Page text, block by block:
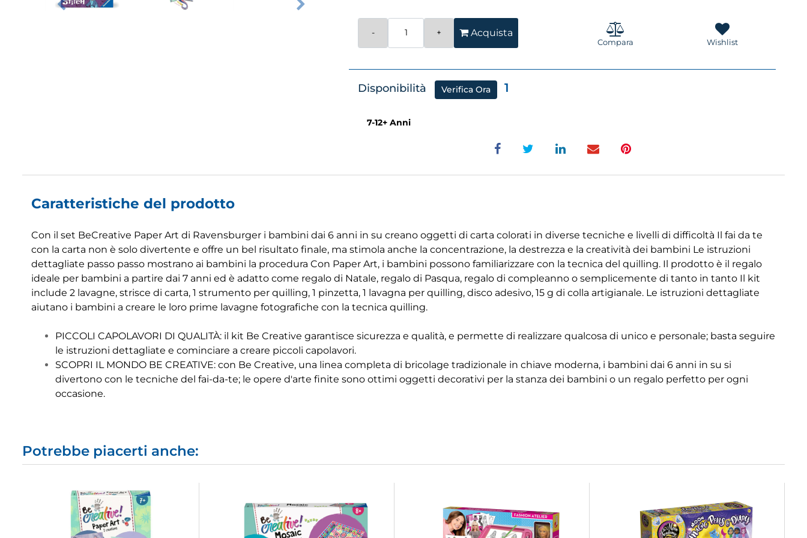
Acquista
Compara Wishlist
Disponibilità Verifica Ora 1
7-12+ Anni
Caratteristiche del prodotto
Con il set BeCreative Paper Art di Ravensburger i bambini dai 6 anni in su creano oggetti di carta colorati in diverse tecniche e livelli di difficoltà Il fai da te
con la carta non è solo divertente e offre un bel risultato finale, ma stimola anche la concentrazione, la destrezza e la creatività dei bambini Le istruzioni
dettagliate passo passo mostrano ai bambini la procedura Con Paper Art, i bambini possono familiarizzare con la tecnica del quilling. Il prodotto è il regalo
ideale per bambini a partire dai 7 anni ed è adatto come regalo di Natale, regalo di Pasqua, regalo di compleanno o semplicemente di tanto in tanto Il kit
include 2 lavagne, strisce di carta, 1 strumento per quilling, 1 pinzetta, 1 lavagna per quilling, disco adesivo, 15 g di colla artigianale. Le istruzioni dettagliate
aiutano i bambini a creare le loro prime lavagne fotografiche con la tecnica quilling.
PICCOLI CAPOLAVORI DI QUALITÀ: il kit Be Creative garantisce sicurezza e qualità, e permette di realizzare qualcosa di unico e personale; basta seguire
le istruzioni dettagliate e cominciare a creare piccoli capolavori.
SCOPRI IL MONDO BE CREATIVE: con Be Creative, una linea completa di bricolage tradizionale in chiave moderna, i bambini dai 6 anni in su si
divertono con le tecniche del fai-da-te; le opere d'arte finite sono ottimi oggetti decorativi per la stanza dei bambini o un regalo perfetto per ogni
occasione.
Potrebbe piacerti anche: